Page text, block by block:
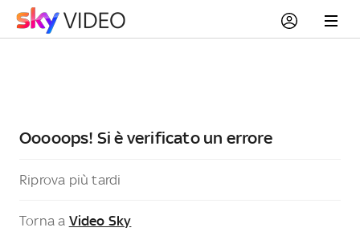
Ooooops! Si è verificato un errore
Riprova più tardi
Torna a Video Sky